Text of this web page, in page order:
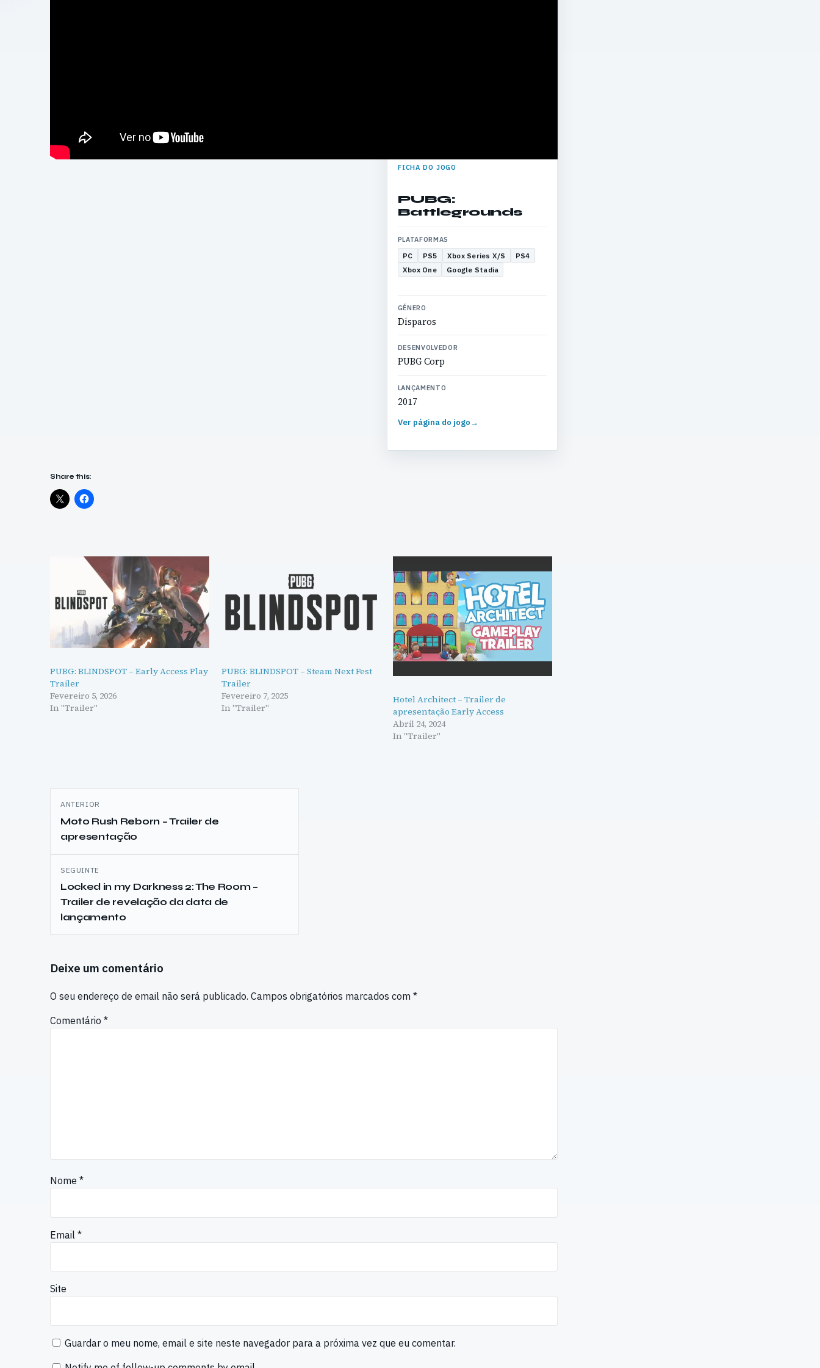
FICHA DO JOGO
PUBG:
Battlegrounds
PLATAFORMAS
PC PS5 Xbox Series X/S
PS4
Xbox One
Google Stadia
GÉNERO
Disparos
DESENVOLVEDOR
PUBG Corp
LANÇAMENTO
2017
Ver página do jogo→
Share this:
PUBG: BLINDSPOT – Early Access Play
Trailer
Fevereiro 5, 2026
In "Trailer"
PUBG: BLINDSPOT – Steam Next Fest
Trailer
Fevereiro 7, 2025
In "Trailer"
Hotel Architect – Trailer de
apresentação Early Access
Abril 24, 2024
In "Trailer"
Navegação
de
artigos
ANTERIOR
Moto Rush Reborn – Trailer de
apresentação
SEGUINTE
Locked in my Darkness 2: The Room –
Trailer de revelação da data de
lançamento
Deixe um comentário
O seu endereço de email não será publicado. Campos obrigatórios marcados com *
Comentário *
Nome *
Email *
Site
Guardar o meu nome, email e site neste navegador para a próxima vez que eu comentar.